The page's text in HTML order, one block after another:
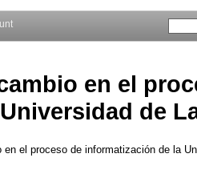
en el
de
en el proceso de informatización de la